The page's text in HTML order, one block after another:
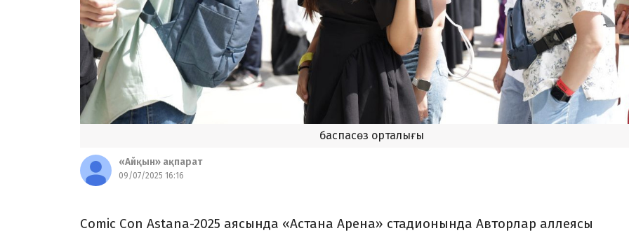
баспасөз орталығы
«Айқын» ақпарат
09/07/2025 16:16
Comic Con Astana-2025 аясында «Астана Арена» стадионында Авторлар аллеясы